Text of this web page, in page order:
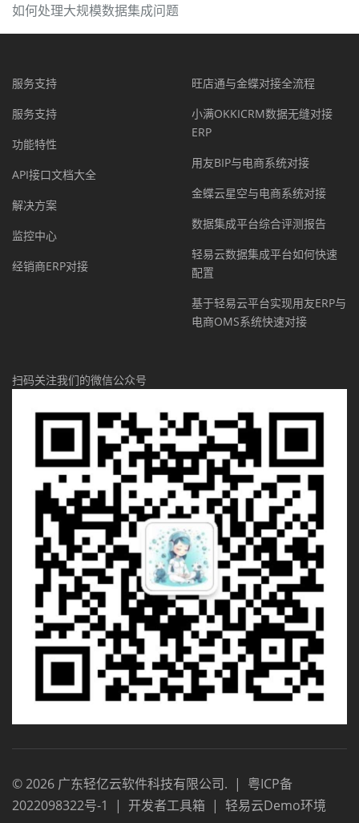
如何处理大规模数据集成问题
服务支持
服务支持
功能特性
API接口文档大全
解决方案
监控中心
经销商ERP对接
旺店通与金蝶对接全流程
小满OKKICRM数据无缝对接
ERP
用友BIP与电商系统对接
金蝶云星空与电商系统对接
数据集成平台综合评测报告
轻易云数据集成平台如何快速
配置
基于轻易云平台实现用友ERP与
电商OMS系统快速对接
扫码关注我们的微信公众号
©2026 广东轻亿云软件科技有限公司. | 粤ICP备
2022098322号-1
| 开发者工具箱 | 轻易云Demo环境